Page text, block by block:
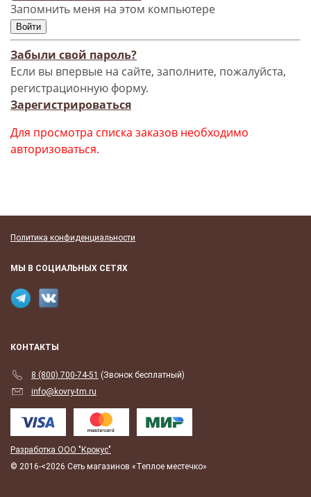
Запомнить меня на этом компьютере
Забыли свой пароль?
Если вы впервые на сайте, заполните, пожалуйста,
регистрационную форму.
Зарегистрироваться
Для просмотра списка заказов необходимо
авторизоваться.
Политика конфиденциальности
МЫ В СОЦИАЛЬНЫХ СЕТЯХ
КОНТАКТЫ
8 (800) 700-74-51 (Звонок бесплатный)
info@kovry-tm.ru
Разработка ООО "Крокус"
© 2016-<2026 Сеть магазинов «Теплое местечко»